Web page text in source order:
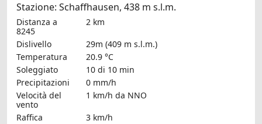
Stazione: Schaffhausen, 438 m s.l.m.
Distanza a
8245
2 km
Dislivello
29m (409 m s.l.m.)
Temperatura
20.9 °C
Soleggiato
10 di 10 min
Precipitazioni
0 mm/h
Velocità del
vento
1 km/h da NNO
Raffica
3 km/h